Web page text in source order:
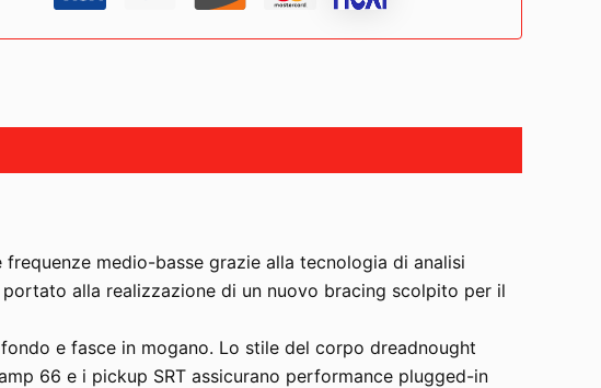
medio-basse grazie alla tecnologia di analisi
alla realizzazione di un nuovo bracing scolpito per il
e fasce in mogano. Lo stile del corpo dreadnought
66 e i pickup SRT assicurano performance plugged-in